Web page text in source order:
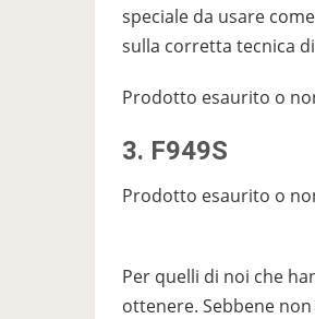
speciale da usare
sulla corretta tecnica
Prodotto esaurito o
3. F949S
Prodotto esaurito o
Per quelli di noi che
ottenere. Sebbene